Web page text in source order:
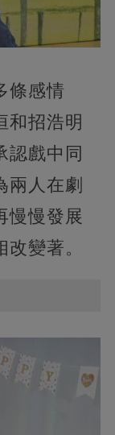
條感情
和招浩明
認戲中同
兩人在劇
慢慢發展
變著。